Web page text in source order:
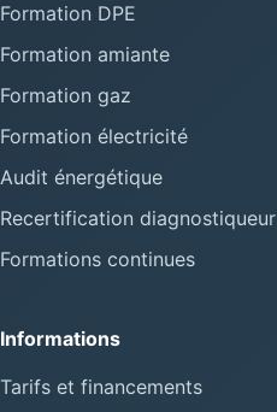
Formation DPE
Formation amiante
Formation gaz
Formation électricité
Audit énergétique
Recertification diagnostiqueur
Formations continues
Informations
Tarifs et financements